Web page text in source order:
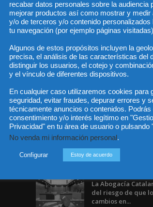
Incluso más noticias
Especialización
referente en
La Abogacía
del riesgo de que
cambios en...
recabar datos personales sobre la audiencia
mejorar productos así como mostrar y medir
y/o de terceros y/o contenido personalizados
tu navegación (por ejemplo páginas
Algunos de estos propósitos incluyen la
precisa, el análisis de las características del
distinguir los usuarios, el cotejo y
y el vínculo de diferentes dispositivos.
En cualquier caso utilizaremos cookies para
seguridad, evitar fraudes, depurar errores y
técnicamente anuncios o contenidos. Podrás
consentimiento y/o interés legítimo en
Privacidad" en tu área de usuario o pulsando
No venda mi información personal .
Configurar Estoy de acuerdo